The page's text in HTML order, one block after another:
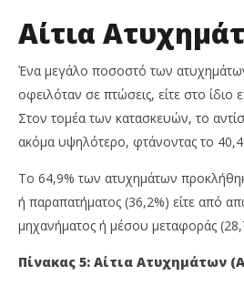
Αίτια
Ένα μεγάλο ποσοστό των
οφειλόταν σε πτώσεις, είτε στο ίδιο
Στον τομέα των κατασκευών, το
ακόμα υψηλότερο, φτάνοντας το
Το 64,9% των ατυχημάτων
ή παραπατήματος (36,2%) είτε από
μηχανήματος ή μέσου μεταφοράς
Πίνακας 5: Αίτια Ατυχημάτων